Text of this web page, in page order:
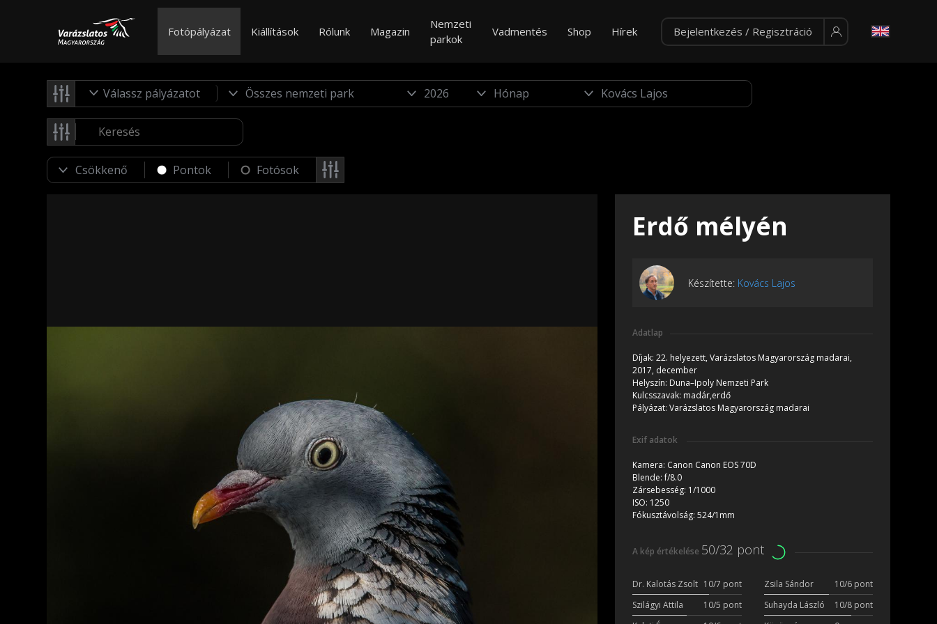
Fotópályázat Kiállítások Rólunk Magazin
Nemzeti
parkok
Vadmentés Shop Hírek Bejelentkezés / Regisztráció
Válassz pályázatot
Pontok Fotósok
Erdő mélyén
Készítette: Kovács Lajos
Adatlap
Díjak: 22. helyezett, Varázslatos Magyarország madarai,
2017, december
Helyszín: Duna–Ipoly Nemzeti Park
Kulcsszavak: madár,erdő
Pályázat: Varázslatos Magyarország madarai
Exif adatok
Kamera: Canon Canon EOS 70D
Blende:f/8.0
Zársebesség: 1/1000
ISO: 1250
Fókusztávolság: 524/1mm
A kép értékelése 50/32 pont
Dr. Kalotás Zsolt 10/7 pont Zsila Sándor
10/6 pont
Szilágyi Attila
10/5 pont Suhayda László
10/8 pont